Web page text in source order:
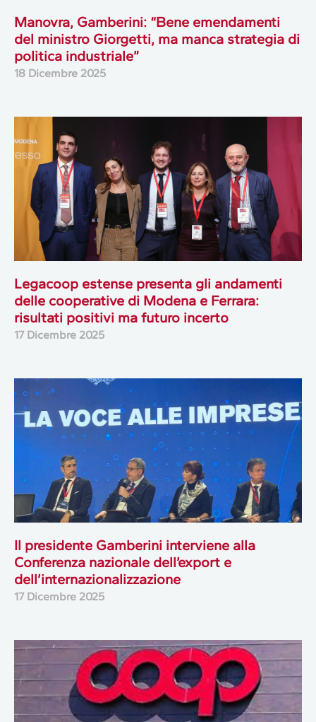
Manovra, Gamberini: “Bene emendamenti
del ministro Giorgetti, ma manca strategia di
politica industriale”
18 Dicembre 2025
Legacoop estense presenta gli andamenti
delle cooperative di Modena e Ferrara:
risultati positivi ma futuro incerto
17 Dicembre 2025
Il presidente Gamberini interviene alla
Conferenza nazionale dell’export e
dell’internazionalizzazione
17 Dicembre 2025